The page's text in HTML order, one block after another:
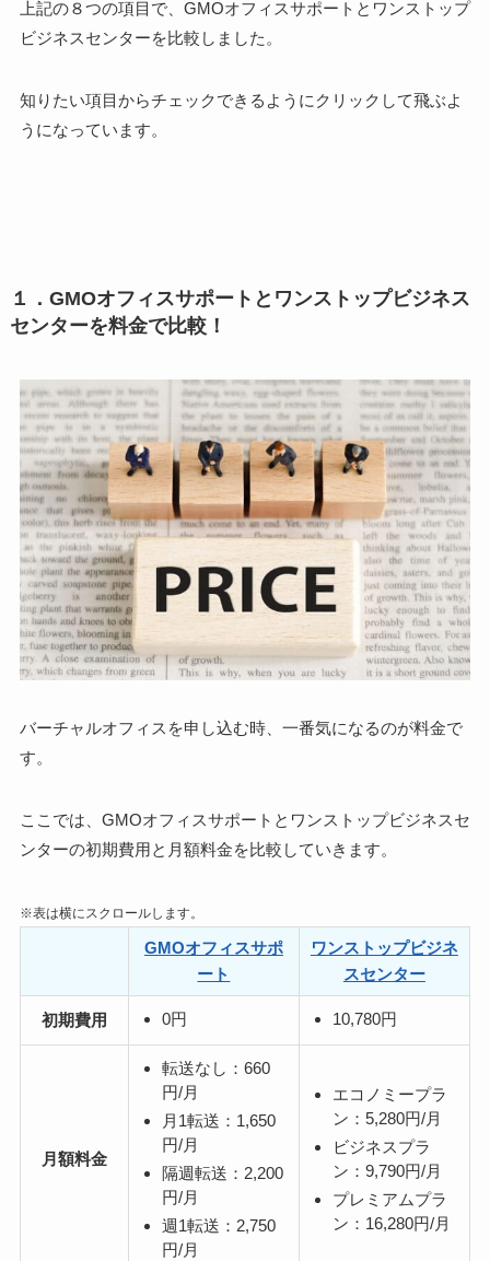
上記の８つの項目で、GMOオフィスサポートとワンストップ
ビジネスセンターを比較しました。
知りたい項目からチェックできるようにクリックして飛ぶよ
うになっています。
１．GMOオフィスサポートとワンストップビジネス
センターを料金で比較！
バーチャルオフィスを申し込む時、一番気になるのが料金で
す。
ここでは、GMOオフィスサポートとワンストップビジネスセ
ンターの初期費用と月額料金を比較 していきます。
※表は横にスクロールします。
GMOオフィスサポ
ート
ワンストップビジネ
スセンター
初期費用 0円 10,780円
月額料金
転送なし：660
円/月
月1転送：1,650
円/月
隔週転送：2,200
円/月
週1転送：2,750
円/月
エコノミープラ
ン：5,280円/月
ビジネスプラ
ン：9,790円/月
プレミアムプラ
ン：16,280円/月